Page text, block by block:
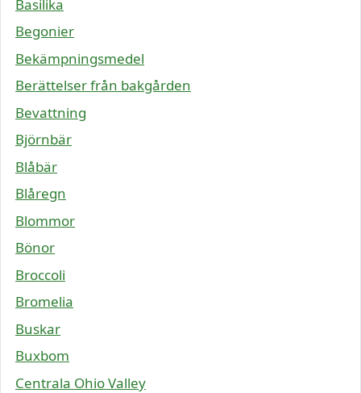
Basilika
Begonier
Bekämpningsmedel
Berättelser från bakgården
Bevattning
Björnbär
Blåbär
Blåregn
Blommor
Bönor
Broccoli
Bromelia
Buskar
Buxbom
Centrala Ohio Valley